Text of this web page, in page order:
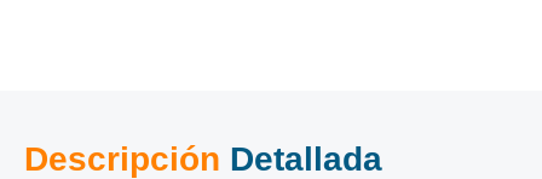
Descripción Detallada